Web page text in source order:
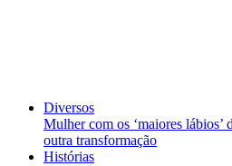
Diversos
Mulher com os ‘maiores lábios’
outra transformação
Histórias